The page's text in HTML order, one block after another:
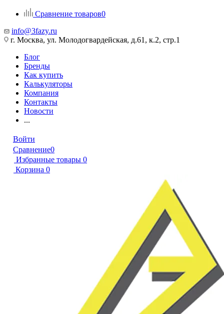
Сравнение товаров0
info@3fazy.ru
г. Москва, ул. Молодогвардейская, д.61, к.2, стр.1
Блог
Бренды
Как купить
Калькуляторы
Компания
Контакты
Новости
...
Войти
Сравнение0
Избранные товары 0
Корзина 0